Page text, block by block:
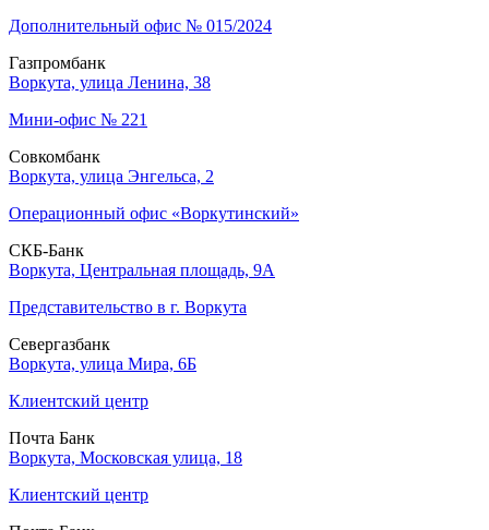
Дополнительный офис № 015/2024
Газпромбанк
Воркута, улица Ленина, 38
Мини-офис № 221
Совкомбанк
Воркута, улица Энгельса, 2
Операционный офис «Воркутинский»
СКБ-Банк
Воркута, Центральная площадь, 9А
Представительство в г. Воркута
Севергазбанк
Воркута, улица Мира, 6Б
Клиентский центр
Почта Банк
Воркута, Московская улица, 18
Клиентский центр